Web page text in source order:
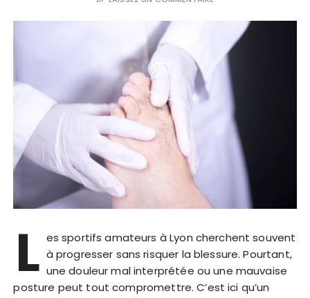
L es sportifs amateurs à Lyon cherchent souvent
à progresser sans risquer la blessure. Pourtant,
une douleur mal interprétée ou une mauvaise
posture peut tout compromettre. C’est ici qu’un